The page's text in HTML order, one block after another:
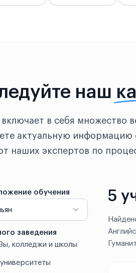
наш
включает в себя множество
актуальную информацию
наших экспертов по
обучения
заведения
колледжи и школы
университеты
5